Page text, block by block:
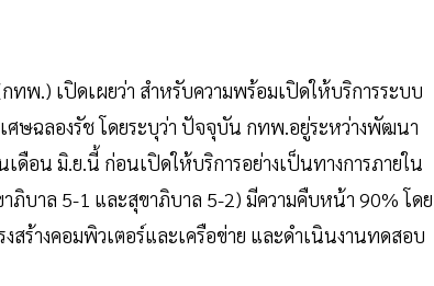
พ.) เปิดเผยว่า สำหรับความพร้อมเปิดให้บริการระบบ
ษฉลองรัช โดยระบุว่า ปัจจุบัน กทพ.อยู่ระหว่างพัฒนา
ดือน มิ.ย.นี้ ก่อนเปิดให้บริการอย่างเป็นทางการภายใน
บาล 5-1 และสุขาภิบาล 5-2) มีความคืบหน้า 90% โดย
สร้างคอมพิวเตอร์และเครือข่าย และดำเนินงานทดสอบ